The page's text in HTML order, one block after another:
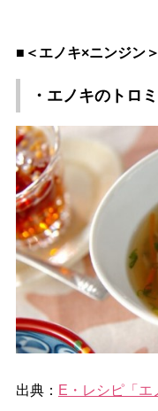
■＜エノキ×ニンジン
・エノキのトロ
出典： E・レシピ「エ